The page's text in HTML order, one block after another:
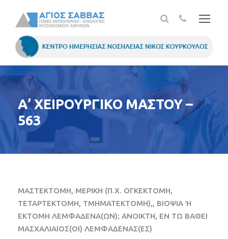
Α’ ΧΕΙΡΟΥΡΓΙΚΟ ΜΑΣΤΟΥ –
563
ΜΑΣΤΕΚΤΟΜΗ, ΜΕΡΙΚΗ (Π.Χ. ΟΓΚΕΚΤΟΜΗ,
ΤΕΤΑΡΤΕΚΤΟΜΗ, ΤΜΗΜΑΤΕΚΤΟΜΗ),, ΒΙΟΨΙΑ Ή
ΕΚΤΟΜΗ ΛΕΜΦΑΔΕΝΑ(ΩΝ); ΑΝΟΙΚΤΗ, ΕΝ ΤΩ ΒΑΘΕΙ
ΜΑΣΧΑΛΙΑΙΟΣ(ΟΙ) ΛΕΜΦΑΔΕΝΑΣ(ΕΣ)